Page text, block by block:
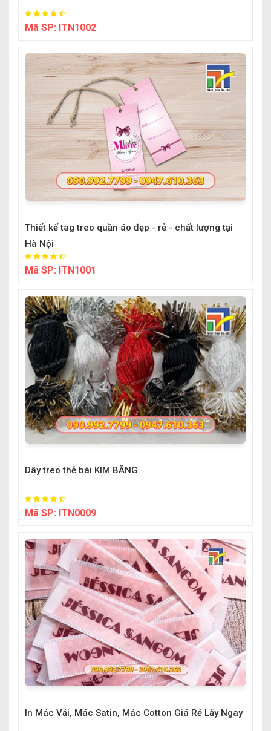
Mã SP: ITN1002
Thiết kế tag treo quần áo đẹp - rẻ - chất lượng tại
Hà Nội
Mã SP: ITN1001
Dây treo thẻ bài KIM BĂNG
Mã SP: ITN0009
In Mác Vải, Mác Satin, Mác Cotton Giá Rẻ Lấy Ngay